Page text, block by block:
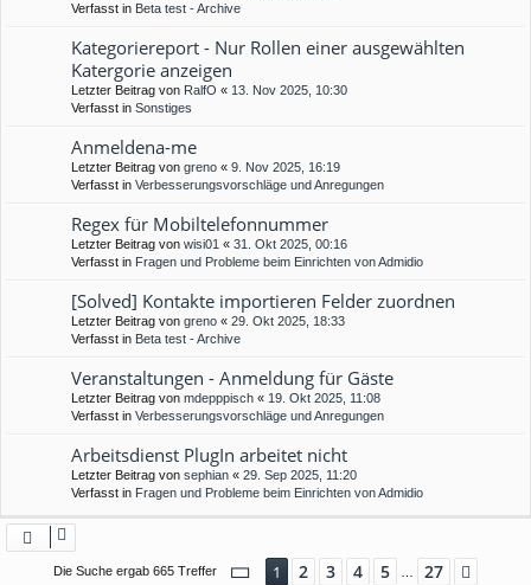
Verfasst in Beta test - Archive
Kategoriereport - Nur Rollen einer ausgewählten
Katergorie anzeigen
Letzter Beitrag von RalfO « 13. Nov 2025, 10:30
Verfasst in Sonstiges
Anmeldena-me
Letzter Beitrag von greno « 9. Nov 2025, 16:19
Verfasst in Verbesserungsvorschläge und Anregungen
Regex für Mobiltelefonnummer
Letzter Beitrag von wisi01 « 31. Okt 2025, 00:16
Verfasst in Fragen und Probleme beim Einrichten von Admidio
[Solved] Kontakte importieren Felder zuordnen
Letzter Beitrag von greno « 29. Okt 2025, 18:33
Verfasst in Beta test - Archive
Veranstaltungen - Anmeldung für Gäste
Letzter Beitrag von mdepppisch « 19. Okt 2025, 11:08
Verfasst in Verbesserungsvorschläge und Anregungen
Arbeitsdienst PlugIn arbeitet nicht
Letzter Beitrag von sephian « 29. Sep 2025, 11:20
Verfasst in Fragen und Probleme beim Einrichten von Admidio
Die Suche ergab 665 Treffer Seite 1 von 27
1 2 3 4 5 27